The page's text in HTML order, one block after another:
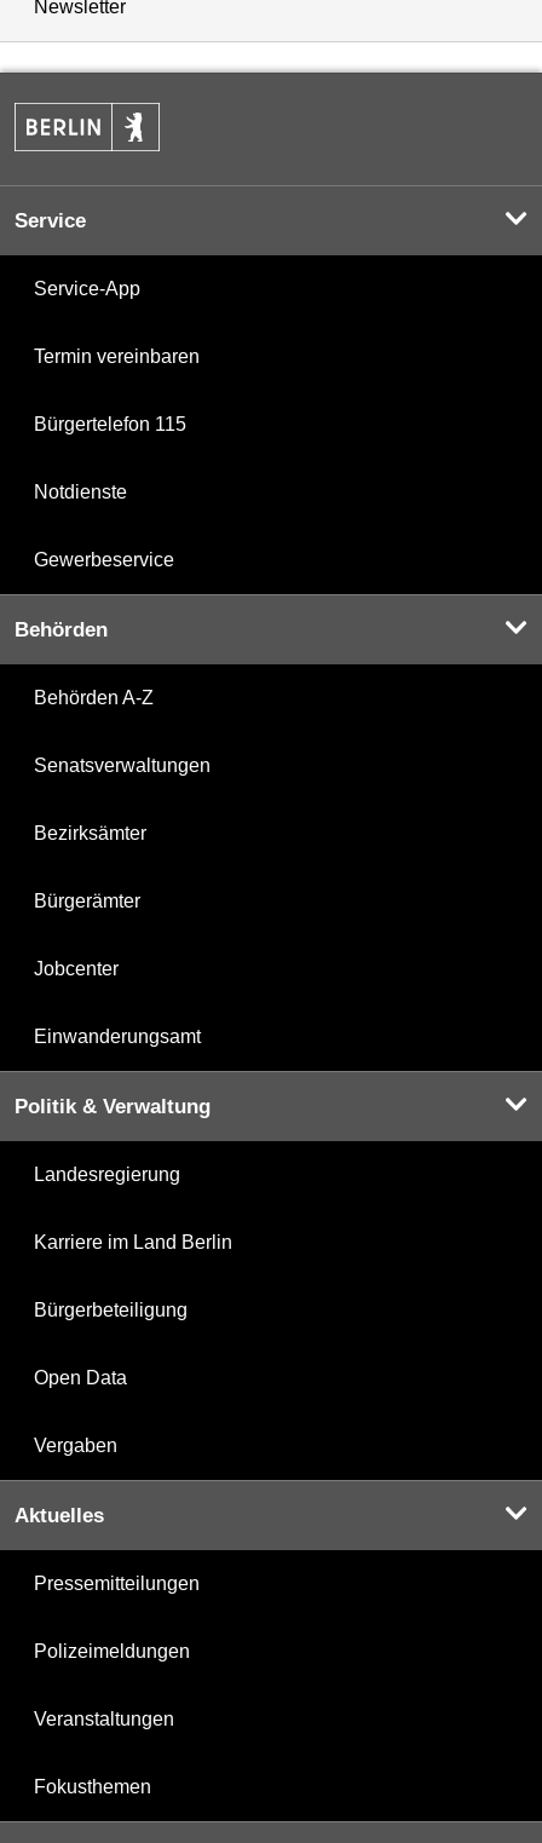
Newsletter
Service
Service-App
Termin vereinbaren
Bürgertelefon 115
Notdienste
Gewerbeservice
Behörden
Behörden A-Z
Senatsverwaltungen
Bezirksämter
Bürgerämter
Jobcenter
Einwanderungsamt
Politik & Verwaltung
Landesregierung
Karriere im Land Berlin
Bürgerbeteiligung
Open Data
Vergaben
Aktuelles
Pressemitteilungen
Polizeimeldungen
Veranstaltungen
Fokusthemen